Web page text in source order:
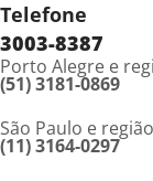
Telefone
3003-8387
Porto Alegre e
(51) 3181-0869
São Paulo e
(11) 3164-0297